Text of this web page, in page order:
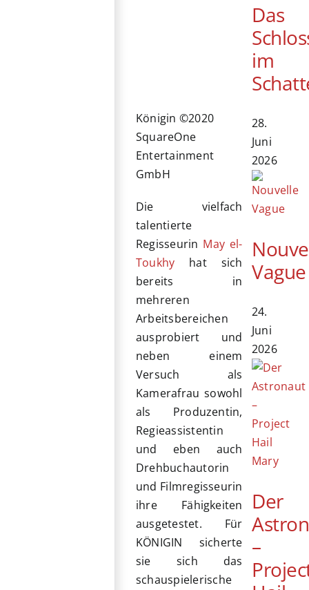
Königin ©2020
SquareOne
Entertainment
GmbH
Die vielfach
talentierte
Regisseurin May el-
Toukhy hat sich
bereits in
mehreren
Arbeitsbereichen
ausprobiert und
neben einem
Versuch als
Kamerafrau sowohl
als Produzentin,
Regieassistentin
und eben auch
Drehbuchautorin
und Filmregisseurin
ihre Fähigkeiten
ausgetestet. Für
KÖNIGIN sicherte
sie sich das
schauspielerische
Das
im
28.
Juni
2026
Vague
24.
Juni
2026
Der
–